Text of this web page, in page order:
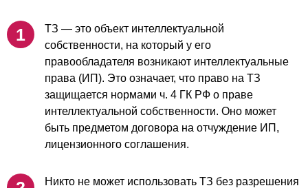
ТЗ — это объект интеллектуальной
собственности, на который у его
правообладателя возникают интеллектуальные
права (ИП). Это означает, что право на ТЗ
защищается нормами ч. 4 ГК РФ о праве
интеллектуальной собственности. Оно может
быть предметом договора на отчуждение ИП,
лицензионного соглашения.
Никто не может использовать ТЗ без разрешения